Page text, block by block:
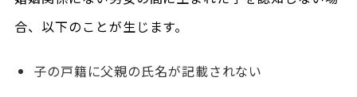
合、以下のことが生じます。
子の戸籍に父親の氏名が記載されない